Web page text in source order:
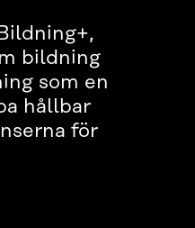
bildning
som en
hållbar
för